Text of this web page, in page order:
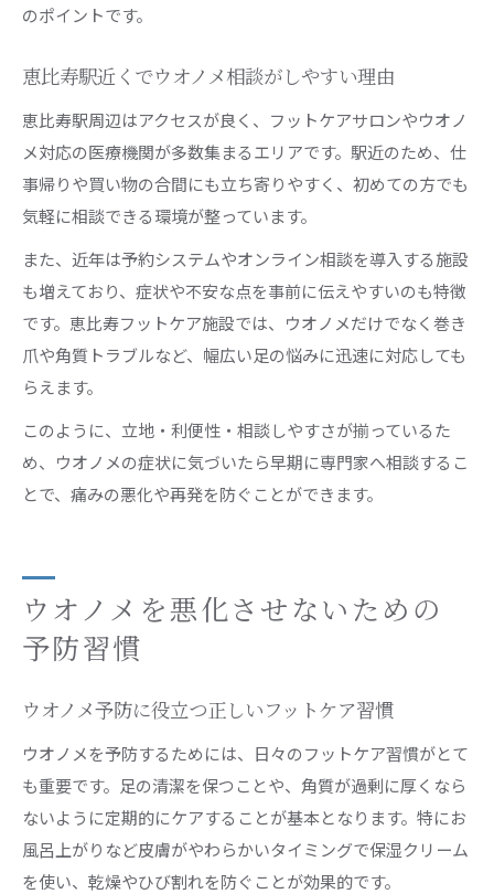
のポイントです。
恵比寿駅近くでウオノメ相談がしやすい理由
恵比寿駅周辺はアクセスが良く、フットケアサロンやウオノ
メ対応の医療機関が多数集まるエリアです。駅近のため、仕
事帰りや買い物の合間にも立ち寄りやすく、初めての方でも
気軽に相談できる環境が整っています。
また、近年は予約システムやオンライン相談を導入する施設
も増えており、症状や不安な点を事前に伝えやすいのも特徴
です。恵比寿フットケア施設では、ウオノメだけでなく巻き
爪や角質トラブルなど、幅広い足の悩みに迅速に対応しても
らえます。
このように、立地・利便性・相談しやすさが揃っているた
め、ウオノメの症状に気づいたら早期に専門家へ相談するこ
とで、痛みの悪化や再発を防ぐことができます。
ウオノメを悪化させないための
予防習慣
ウオノメ予防に役立つ正しいフットケア習慣
ウオノメを予防するためには、日々のフットケア習慣がとて
も重要です。足の清潔を保つことや、角質が過剰に厚くなら
ないように定期的にケアすることが基本となります。特にお
風呂上がりなど皮膚がやわらかいタイミングで保湿クリーム
を使い、乾燥やひび割れを防ぐことが効果的です。